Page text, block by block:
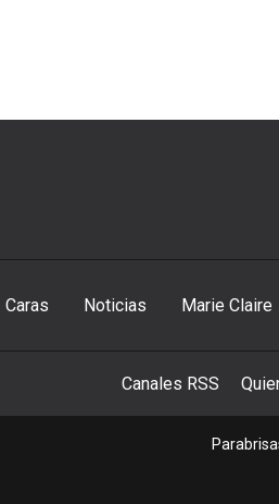
Caras Noticias Marie Claire
Canales RSS